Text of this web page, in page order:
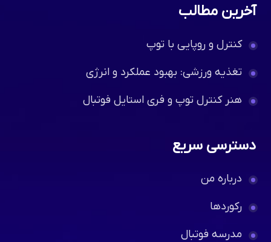
آخرین مطالب
کنترل و روپایی با توپ
تغذیه ورزشی: بهبود عملکرد و انرژی
هنر کنترل توپ و فری استایل فوتبال
دسترسی سریع
درباره من
رکوردها
مدرسه فوتبال